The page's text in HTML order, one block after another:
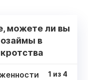
можете ли вы
в
1 из 4